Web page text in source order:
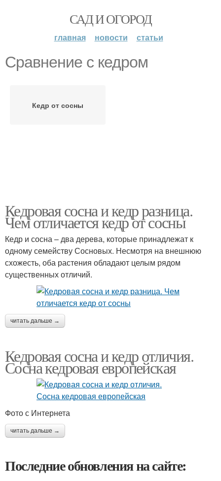
САД И ОГОРОД
главная новости статьи
Сравнение с кедром
Кедр от сосны
Кедровая сосна и кедр разница.
Чем отличается кедр от сосны
Кедр и сосна – два дерева, которые принадлежат к
одному семейству Сосновых. Несмотря на внешнюю
схожесть, оба растения обладают целым рядом
существенных отличий.
читать дальше →
Кедровая сосна и кедр отличия.
Сосна кедровая европейская
Фото с Интернета
читать дальше →
Последние обновления на сайте: